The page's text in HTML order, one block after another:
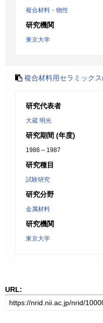
複合材料・物性
研究機関
東京大学
複合材料用セラミック
研究代表者
大蔵 明光
研究期間 (年度)
1986 – 1987
研究種目
試験研究
研究分野
金属材料
研究機関
東京大学
URL: